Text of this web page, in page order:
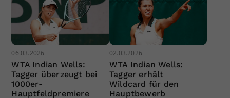
06.03.2026
WTA Indian Wells:
Tagger überzeugt bei
1000er-
Hauptfeldpremiere
02.03.2026
WTA Indian Wells:
Tagger erhält
Wildcard für den
Hauptbewerb